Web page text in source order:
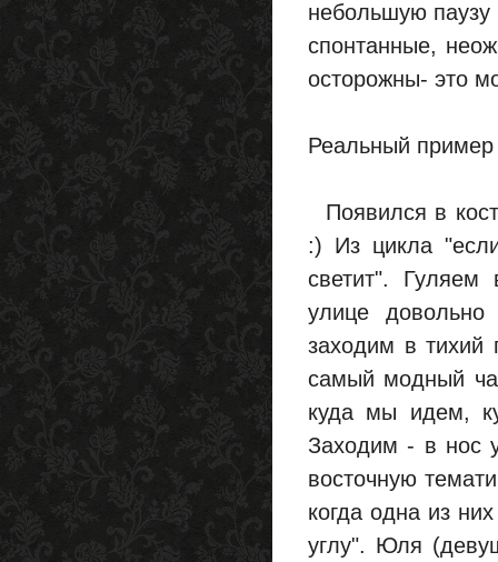
небольшую
спонтанные,
осторожны- это
Реальный пример
Появился в
:) Из цикла
светит".
улице
заходим в тихий
самый модный
куда мы идем,
Заходим - в нос
восточную
когда одна из
углу". Юля